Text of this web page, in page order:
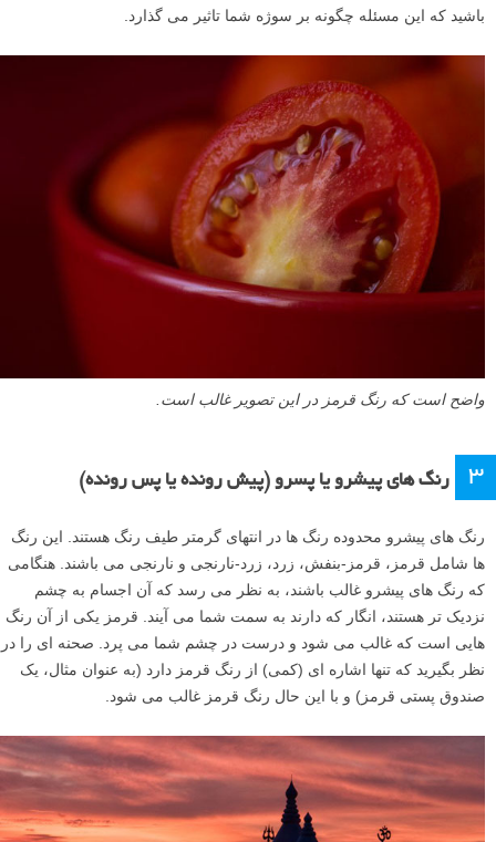
باشید که این مسئله چگونه بر سوژه شما تاثیر می گذارد.
واضح است که رنگ قرمز در این تصویر غالب است.
۳ رنگ های پیشرو یا پسرو (پیش رونده یا پس رونده)
رنگ های پیشرو محدوده رنگ ها در انتهای گرمتر طیف رنگ هستند. این رنگ
ها شامل قرمز، قرمز-بنفش، زرد، زرد-نارنجی و نارنجی می باشند. هنگامی
که رنگ های پیشرو غالب باشند، به نظر می رسد که آن اجسام به چشم
نزدیک تر هستند، انگار که دارند به سمت شما می آیند. قرمز یکی از آن رنگ
هایی است که غالب می شود و درست در چشم شما می پرد. صحنه ای را در
نظر بگیرید که تنها اشاره ای (کمی) از رنگ قرمز دارد (به عنوان مثال، یک
صندوق پستی قرمز) و با این حال رنگ قرمز غالب می شود.